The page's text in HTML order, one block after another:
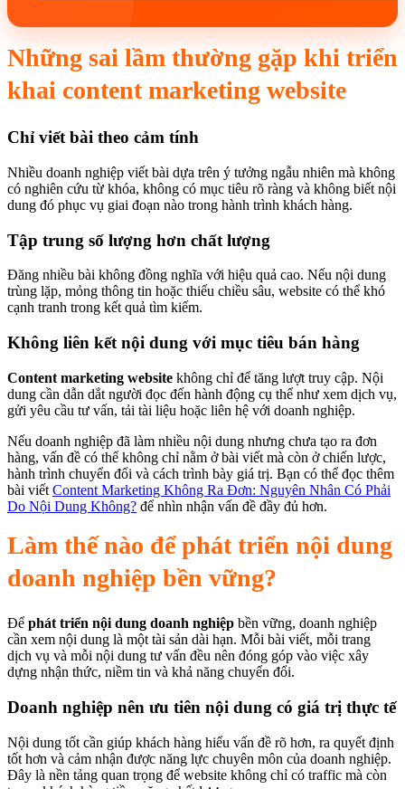
Những sai lầm thường gặp khi triển
khai content marketing website
Chỉ viết bài theo cảm tính
Nhiều doanh nghiệp viết bài dựa trên ý tưởng ngẫu nhiên mà không
có nghiên cứu từ khóa, không có mục tiêu rõ ràng và không biết nội
dung đó phục vụ giai đoạn nào trong hành trình khách hàng.
Tập trung số lượng hơn chất lượng
Đăng nhiều bài không đồng nghĩa với hiệu quả cao. Nếu nội dung
trùng lặp, mỏng thông tin hoặc thiếu chiều sâu, website có thể khó
cạnh tranh trong kết quả tìm kiếm.
Không liên kết nội dung với mục tiêu bán hàng
Content marketing website không chỉ để tăng lượt truy cập. Nội
dung cần dẫn dắt người đọc đến hành động cụ thể như xem dịch vụ,
gửi yêu cầu tư vấn, tải tài liệu hoặc liên hệ với doanh nghiệp.
Nếu doanh nghiệp đã làm nhiều nội dung nhưng chưa tạo ra đơn
hàng, vấn đề có thể không chỉ nằm ở bài viết mà còn ở chiến lược,
hành trình chuyển đổi và cách trình bày giá trị. Bạn có thể đọc thêm
bài viết Content Marketing Không Ra Đơn: Nguyên Nhân Có Phải
Do Nội Dung Không? để nhìn nhận vấn đề đầy đủ hơn.
Làm thế nào để phát triển nội dung
doanh nghiệp bền vững?
Để phát triển nội dung doanh nghiệp bền vững, doanh nghiệp
cần xem nội dung là một tài sản dài hạn. Mỗi bài viết, mỗi trang
dịch vụ và mỗi nội dung tư vấn đều nên đóng góp vào việc xây
dựng nhận thức, niềm tin và khả năng chuyển đổi.
Doanh nghiệp nên ưu tiên nội dung có giá trị thực tế
Nội dung tốt cần giúp khách hàng hiểu vấn đề rõ hơn, ra quyết định
tốt hơn và cảm nhận được năng lực chuyên môn của doanh nghiệp.
Đây là nền tảng quan trọng để website không chỉ có traffic mà còn